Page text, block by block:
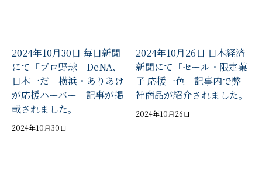
2024年10月30日 毎日新聞
にて「プロ野球 DeNA、
日本一だ 横浜・ありあけ
が応援ハーバー」記事が掲
載されました。
2024年10月30日
2024年10月26日 日本経済
新聞にて「セール・限定菓
子 応援一色」記事内で弊
社商品が紹介されました。
2024年10月26日